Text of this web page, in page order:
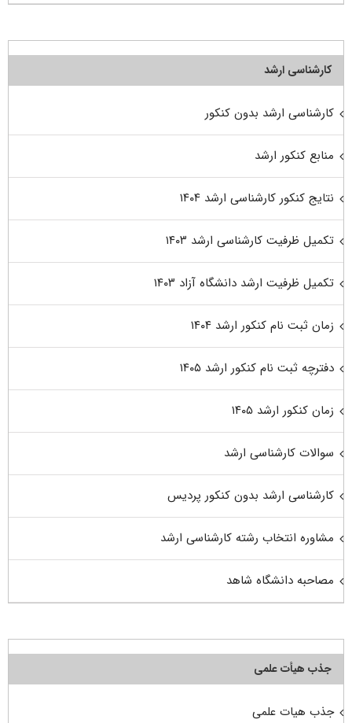
کارشناسی ارشد
کارشناسی ارشد بدون کنکور
منابع کنکور ارشد
نتایج کنکور کارشناسی ارشد ۱۴۰۴
تکمیل ظرفیت کارشناسی ارشد ۱۴۰۳
تکمیل ظرفیت ارشد دانشگاه آزاد ۱۴۰۳
زمان ثبت نام کنکور ارشد ۱۴۰۴
دفترچه ثبت نام کنکور ارشد ۱۴۰۵
زمان کنکور ارشد ۱۴۰۵
سوالات کارشناسی ارشد
کارشناسی ارشد بدون کنکور پردیس
مشاوره انتخاب رشته کارشناسی ارشد
مصاحبه دانشگاه شاهد
جذب هیأت علمی
جذب هیات علمی